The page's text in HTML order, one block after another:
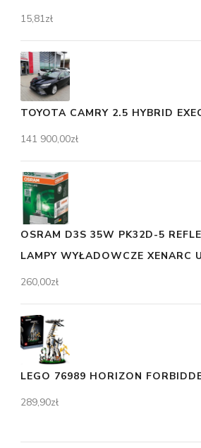
15,81zł
TOYOTA CAMRY 2.5 HYBRID
141 900,00zł
OSRAM D3S 35W PK32D-5
LAMPY WYŁADOWCZE XENARC
260,00zł
LEGO 76989 HORIZON
289,90zł